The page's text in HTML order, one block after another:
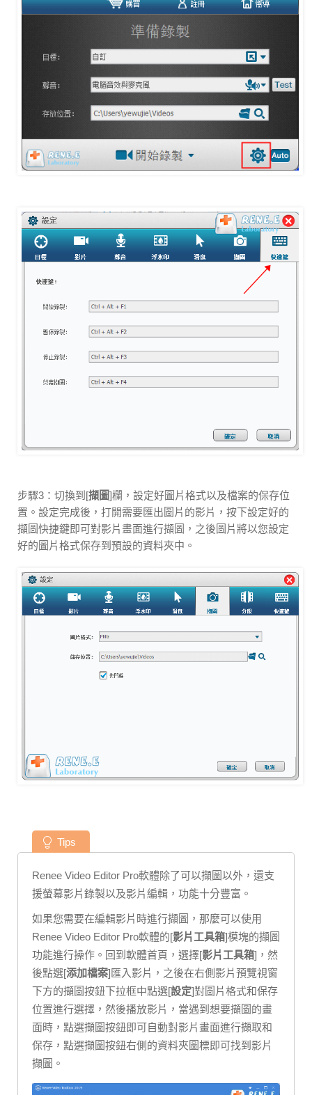
步驟3：切換到[擷圖]欄，設定好圖片格式以及檔案的保存位
置。設定完成後，打開需要匯出圖片的影片，按下設定好的
擷圖快捷鍵即可對影片畫面進行擷圖，之後圖片將以您設定
好的圖片格式保存到預設的資料夾中。
Tips
Renee Video Editor Pro軟體除了可以擷圖以外，還支
援螢幕影片錄製以及影片編輯，功能十分豐富。
如果您需要在編輯影片時進行擷圖，那麼可以使用
Renee Video Editor Pro軟體的[影片工具箱]模塊的擷圖
功能進行操作。回到軟體首頁，選擇[影片工具箱]，然
後點選[添加檔案]匯入影片，之後在右側影片預覽視窗
下方的擷圖按鈕下拉框中點選[設定]對圖片格式和保存
位置進行選擇，然後播放影片，當遇到想要擷圖的畫
面時，點選擷圖按鈕即可自動對影片畫面進行擷取和
保存，點選擷圖按鈕右側的資料夾圖標即可找到影片
擷圖。